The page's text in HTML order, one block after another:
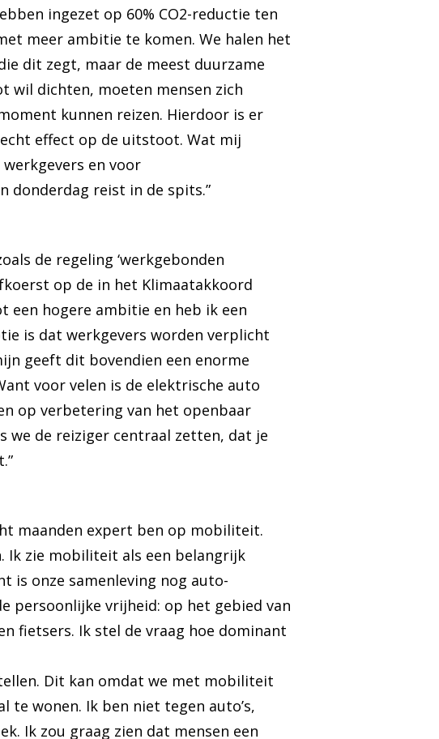
ingezet op 60% CO2-reductie ten
meer ambitie te komen. We halen het
dit zegt, maar de meest duurzame
wil dichten, moeten mensen zich
kunnen reizen. Hierdoor is er
effect op de uitstoot. Wat mij
en voor
donderdag reist in de spits.”
de regeling ‘werkgebonden
op de in het Klimaatakkoord
een hogere ambitie en heb ik een
is dat werkgevers worden verplicht
geeft dit bovendien een enorme
voor velen is de elektrische auto
op verbetering van het openbaar
we de reiziger centraal zetten, dat je
maanden expert ben op mobiliteit.
Ik zie mobiliteit als een belangrijk
is onze samenleving nog auto-
persoonlijke vrijheid: op het gebied van
fietsers. Ik stel de vraag hoe dominant
Dit kan omdat we met mobiliteit
te wonen. Ik ben niet tegen auto’s,
Ik zou graag zien dat mensen een